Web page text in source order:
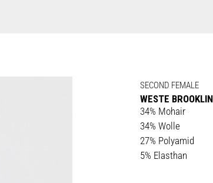
SECOND FEMALE
WESTE
34% Mohair
34% Wolle
27% Polyamid
5% Elasthan